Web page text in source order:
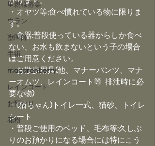
里親様募集
ウラン
獣医師
手術
macaronberry
レインコート
お預かり
花粉
・オヤツ等:食べ慣れている物に限りま
す。
・食器:普段使っている器からしか食べ
ない、お水も飲まないという子の場合
はご用意ください。
・お散歩用具(他、マナーパンツ、マナ
ーオムツ、レインコート等 排泄時に必
要な物)
・(猫ちゃん)トイレ一式、猫砂、トイレ
シート
・普段ご使用のベッド、毛布等:久しぶ
りのお預かりになる場合には特にこう